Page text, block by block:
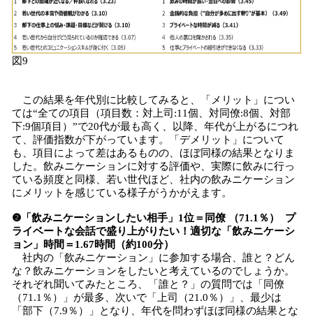
図9
この結果を年代別に比較してみると、「メリット」につい
ては“全ての項目（項目数：対上司:11個、対同僚:8個、対部
下:9個項目）”で20代が最も高く、以降、年代が上がるにつれ
て、評価指数が下がっています。「デメリット」について
も、項目によって差はあるものの、ほぼ同様の結果となりま
した。飲みニケーションに対する評価や、実際に飲みに行っ
ている頻度と同様、若い世代ほど、社内の飲みニケーション
にメリットを感じている様子がうかがえます。
❷「飲みニケーションしたい相手」1位＝同僚 （71.1％） プ
ライベートな会話で盛り上がりたい！適切な「飲みニケーシ
ョン」時間＝1.67時間（約100分）
社内の「飲みニケーション」に参加する場合、誰と？どん
な？飲みニケーションをしたいと考えているのでしょうか。
それぞれ聞いてみたところ、「誰と？」の質問では「同僚
（71.1％）」が最多、次いで「上司（21.0％）」、最少は
「部下（7.9％）」となり、年代を問わずほぼ同様の結果とな